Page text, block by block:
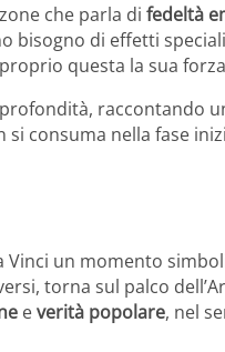
che parla di fedeltà
bisogno di effetti
questa la sua
raccontando
consuma nella fase
Vinci un momento
torna sul palco
everità popolare, nel